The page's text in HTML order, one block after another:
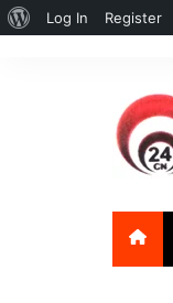
About
Log In Register